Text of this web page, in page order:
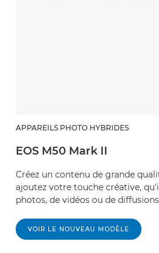
APPAREILS PHOTO HYBRIDES
EOS M50 Mark II
Créez un contenu de grande
ajoutez votre touche créative,
photos, de vidéos ou de
VOIR LE NOUVEAU MODÈLE